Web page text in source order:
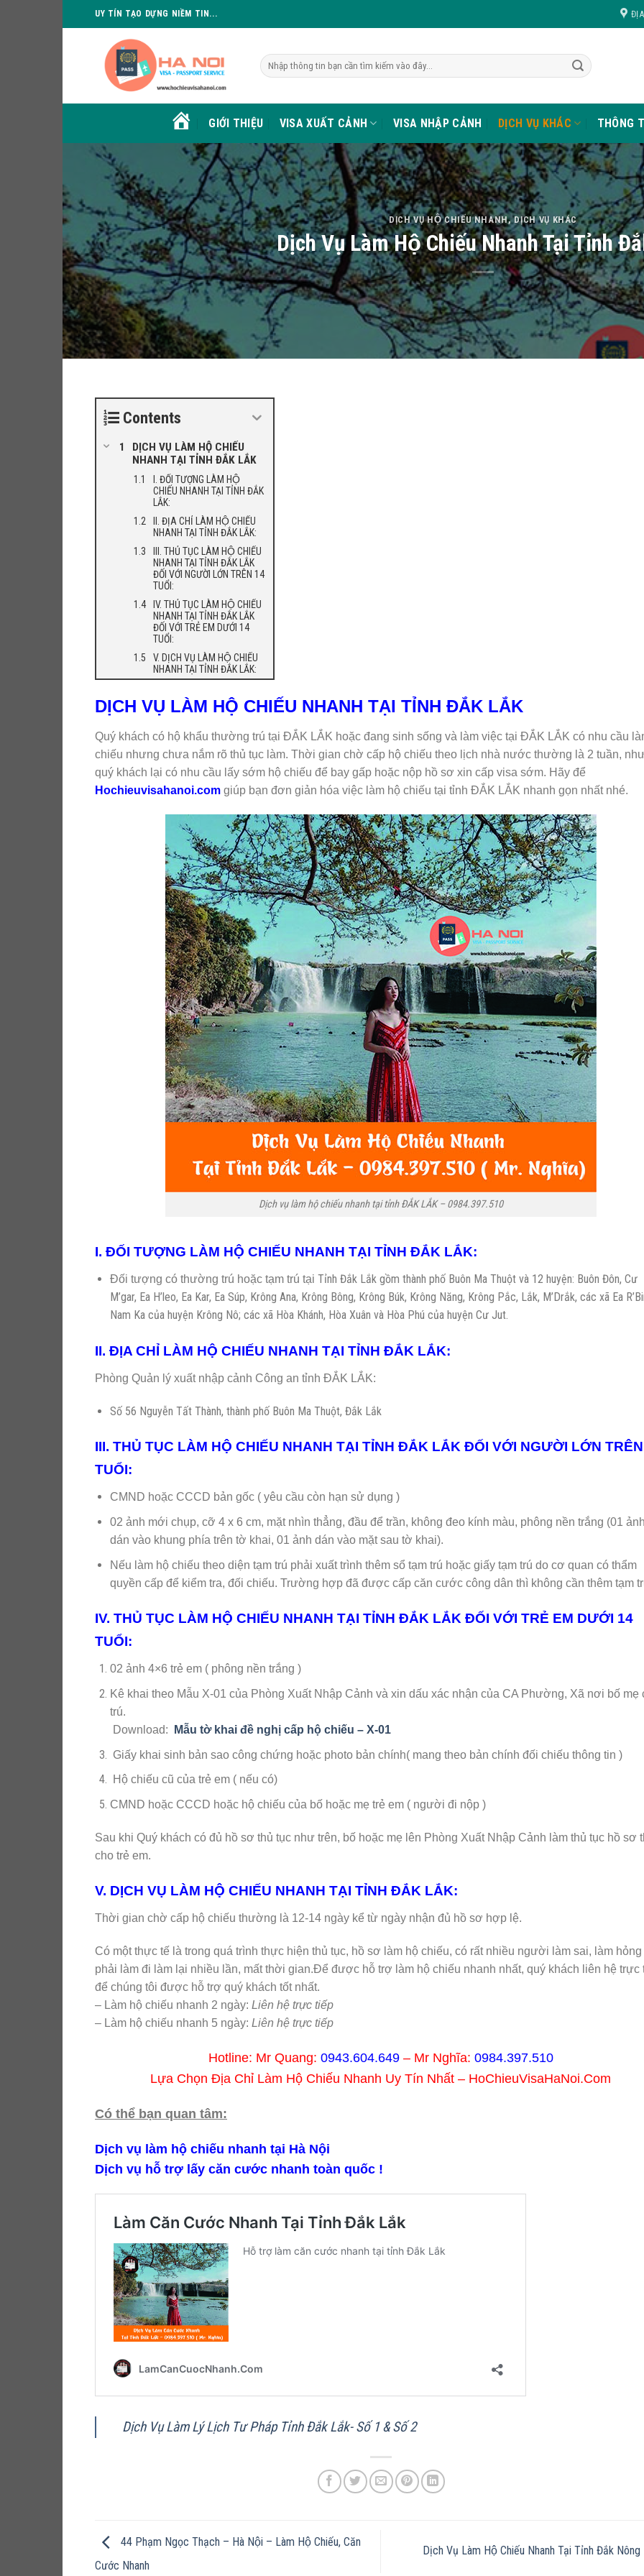
to
UY TÍN TẠO DỰNG NIỀM TIN...
HOME GIỚI THIỆU VISA XUẤT CẢNH VISA NHẬP CẢNH DỊCH VỤ KHÁC THÔNG
DỊCH VỤ HỘ CHIẾU NHANH,DỊCH VỤ KHÁC
Dịch Vụ Làm Hộ Chiếu Nhanh Tại Tỉnh
Contents
DỊCH VỤ LÀM HỘ CHIẾU
NHANH TẠI TỈNH ĐẮK LẮK
I. ĐỐI TƯỢNG LÀM HỘ
CHIẾU NHANH TẠI TỈNH ĐẮK
LẮK:
II. ĐỊA CHỈ LÀM HỘ CHIẾU
NHANH TẠI TỈNH ĐẮK LẮK:
III. THỦ TỤC LÀM HỘ CHIẾU
NHANH TẠI TỈNH ĐẮK LẮK
ĐỐI VỚI NGƯỜI LỚN TRÊN 14
TUỔI:
IV. THỦ TỤC LÀM HỘ CHIẾU
NHANH TẠI TỈNH ĐẮK LẮK
ĐỐI VỚI TRẺ EM DƯỚI 14
TUỔI:
V. DỊCH VỤ LÀM HỘ CHIẾU
NHANH TẠI TỈNH ĐẮK LẮK:
DỊCH VỤ LÀM HỘ CHIẾU NHANH TẠI TỈNH ĐẮK LẮK
Quý khách có hộ khẩu thường trú tại ĐẮK LẮK hoặc đang sinh sống và làm việc tại ĐẮK LẮK có nhu cầu
chiếu nhưng chưa nắm rõ thủ tục làm. Thời gian chờ cấp hộ chiếu theo lịch nhà nước thường là 2 tuần,
quý khách lại có nhu cầu lấy sớm hộ chiếu để bay gấp hoặc nộp hồ sơ xin cấp visa sớm. Hãy để
Hochieuvisahanoi.com giúp bạn đơn giản hóa việc làm hộ chiếu tại tỉnh ĐẮK LẮK nhanh gọn nhất nhé.
Dịch vụ làm hộ chiếu nhanh tại tỉnh ĐẮK LẮK – 0984.397.510
I. ĐỐI TƯỢNG LÀM HỘ CHIẾU NHANH TẠI TỈNH ĐẮK LẮK:
Đối tượng có thường trú hoặc tạm trú tại Tỉnh Đắk Lắk gồm thành phố Buôn Ma Thuột và 12 huyện: Buôn Đôn, Cư
M’gar, Ea H’leo, Ea Kar, Ea Súp, Krông Ana, Krông Bông, Krông Búk, Krông Năng, Krông Pắc, Lắk, M’Drắk, các xã Ea
Nam Ka của huyện Krông Nô; các xã Hòa Khánh, Hòa Xuân và Hòa Phú của huyện Cư Jut.
II. ĐỊA CHỈ LÀM HỘ CHIẾU NHANH TẠI TỈNH ĐẮK LẮK:
Phòng Quản lý xuất nhập cảnh Công an tỉnh ĐẮK LẮK:
Số 56 Nguyễn Tất Thành, thành phố Buôn Ma Thuột, Đắk Lắk
III. THỦ TỤC LÀM HỘ CHIẾU NHANH TẠI TỈNH ĐẮK LẮK ĐỐI VỚI NGƯỜI LỚN
TUỔI:
CMND hoặc CCCD bản gốc ( yêu cầu còn hạn sử dụng )
02 ảnh mới chụp, cỡ 4 x 6 cm, mặt nhìn thẳng, đầu để trần, không đeo kính màu, phông nền trắng (01 ảnh
dán vào khung phía trên tờ khai, 01 ảnh dán vào mặt sau tờ khai).
Nếu làm hộ chiếu theo diện tạm trú phải xuất trình thêm sổ tạm trú hoặc giấy tạm trú do cơ quan có thẩm
quyền cấp để kiểm tra, đối chiếu. Trường hợp đã được cấp căn cước công dân thì không cần thêm tạm
IV. THỦ TỤC LÀM HỘ CHIẾU NHANH TẠI TỈNH ĐẮK LẮK ĐỐI VỚI TRẺ EM DƯỚI 14
TUỔI:
02 ảnh 4×6 trẻ em ( phông nền trắng )
Kê khai theo Mẫu X-01 của Phòng Xuất Nhập Cảnh và xin dấu xác nhận của CA Phường, Xã nơi bố mẹ
trú.
Download:
Mẫu tờ khai đề nghị cấp hộ chiếu – X-01
Giấy khai sinh bản sao công chứng hoặc photo bản chính( mang theo bản chính đối chiếu thông tin )
Hộ chiếu cũ của trẻ em ( nếu có)
CMND hoặc CCCD hoặc hộ chiếu của bố hoặc mẹ trẻ em ( người đi nộp )
Sau khi Quý khách có đủ hồ sơ thủ tục như trên, bố hoặc mẹ lên Phòng Xuất Nhập Cảnh làm thủ tục hồ sơ
cho trẻ em.
V. DỊCH VỤ LÀM HỘ CHIẾU NHANH TẠI TỈNH ĐẮK LẮK:
Thời gian chờ cấp hộ chiếu thường là 12-14 ngày kể từ ngày nhận đủ hồ sơ hợp lệ.
Có một thực tế là trong quá trình thực hiện thủ tục, hồ sơ làm hộ chiếu, có rất nhiều người làm sai, làm hỏng
phải làm đi làm lại nhiều lần, mất thời gian.Để được hỗ trợ làm hộ chiếu nhanh nhất, quý khách liên hệ trực
để chúng tôi được hỗ trợ quý khách tốt nhất.
– Làm hộ chiếu nhanh 2 ngày: Liên hệ trực tiếp
– Làm hộ chiếu nhanh 5 ngày: Liên hệ trực tiếp
Hotline: Mr Quang: 0943.604.649– Mr Nghĩa: 0984.397.510
Lựa Chọn Địa Chỉ Làm Hộ Chiếu Nhanh Uy Tín Nhất – HoChieuVisaHaNoi.Com
Có thể bạn quan tâm:
Dịch vụ làm hộ chiếu nhanh tại Hà Nội
Dịch vụ hỗ trợ lấy căn cước nhanh toàn quốc !
Dịch Vụ Làm Lý Lịch Tư Pháp Tỉnh Đắk Lắk- Số 1 & Số 2
44 Phạm Ngọc Thạch – Hà Nội – Làm Hộ Chiếu, Căn
Cước Nhanh
Dịch Vụ Làm Hộ Chiếu Nhanh Tại Tỉnh Đắk Nông